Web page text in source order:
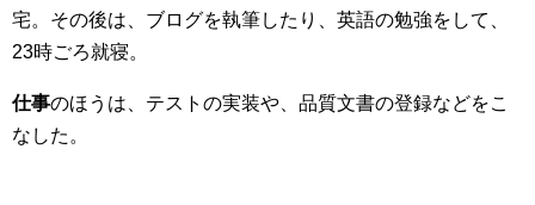
宅。その後は、ブログを執筆したり、英語の勉強をして、
23時ごろ就寝。
仕事のほうは、テストの実装や、品質文書の登録などをこ
なした。